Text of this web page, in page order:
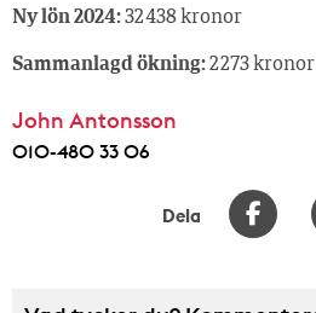
Ny lön 2024:32 438 kronor
Sammanlagd ökning:2 273 kronor
John Antonsson
010-480 33 06
Dela